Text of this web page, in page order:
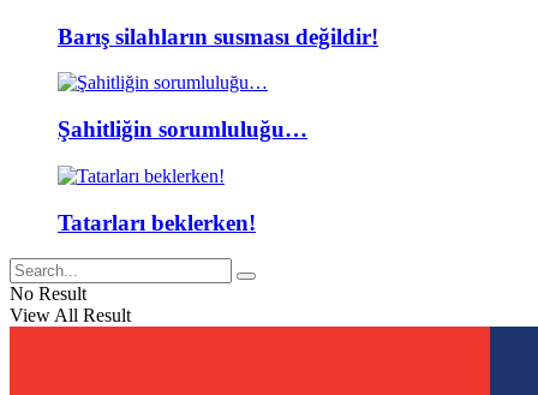
Barış silahların susması değildir!
Şahitliğin sorumluluğu…
Tatarları beklerken!
No Result
View All Result